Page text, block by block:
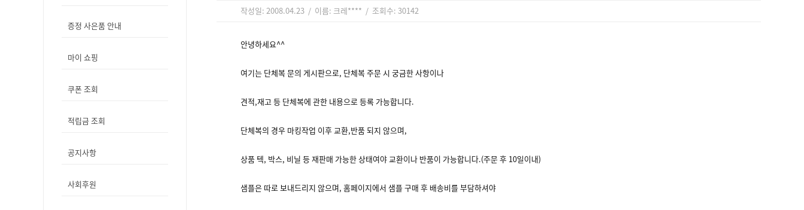
증정 사은품 안내
마이 쇼핑
쿠폰 조회
적립금 조회
공지사항
사회후원
작성일: 2008.04.23 / 이름: 크레**** / 조회수: 30142
안녕하세요^^
여기는 단체복 문의 게시판으로, 단체복 주문 시 궁금한 사항이나
견적,재고 등 단체복에 관한 내용으로 등록 가능합니다.
단체복의 경우 마킹작업 이후 교환,반품 되지 않으며,
상품 텍, 박스, 비닐 등 재판매 가능한 상태여야 교환이나 반품이 가능합니다.(주문 후 10일이내)
샘플은 따로 보내드리지 않으며, 홈페이지에서 샘플 구매 후 배송비를 부담하셔야